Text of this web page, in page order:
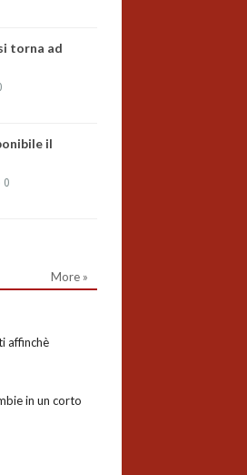
torna ad
il
0
More »
affinchè
in un corto